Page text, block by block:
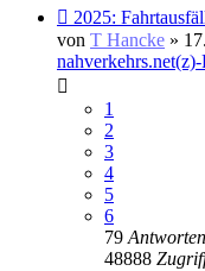
Neuer
Beitrag
2025:
von T Hancke »
1
2
3
4
5
6
79 Antworten
48888